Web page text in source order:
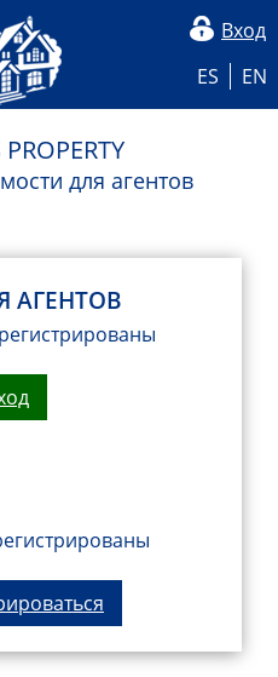
Вход
ES
EN
для агентов
АГЕНТОВ